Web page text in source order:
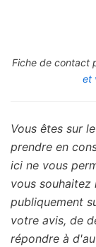
Fiche de contact
et
Vous êtes sur
prendre en
ici ne vous
vous souhaitez
publiquement
votre avis, de
répondre à